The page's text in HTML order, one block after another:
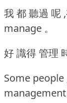
我 都 聽過 呢
manage 。
好 識得 管理
Some
management